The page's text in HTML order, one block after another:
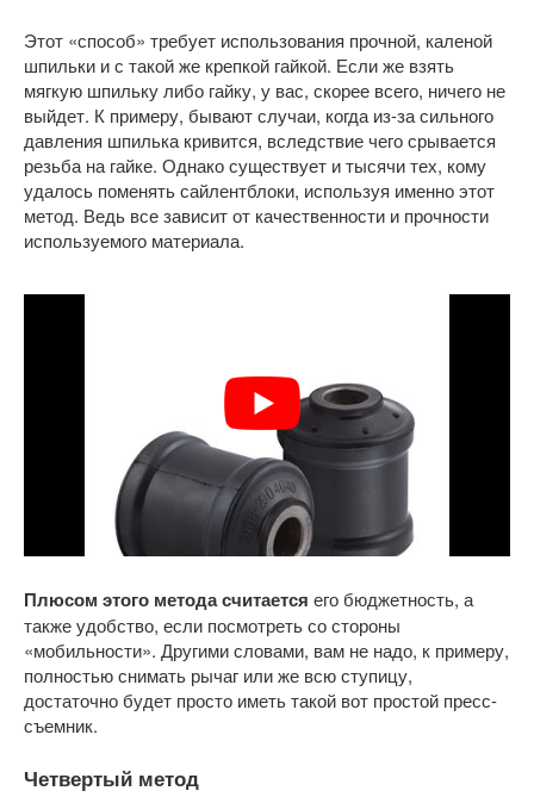
Этот «способ» требует использования прочной, каленой
шпильки и с такой же крепкой гайкой. Если же взять
мягкую шпильку либо гайку, у вас, скорее всего, ничего не
выйдет. К примеру, бывают случаи, когда из-за сильного
давления шпилька кривится, вследствие чего срывается
резьба на гайке. Однако существует и тысячи тех, кому
удалось поменять сайлентблоки, используя именно этот
метод. Ведь все зависит от качественности и прочности
используемого материала.
Плюсом этого метода считается его бюджетность, а
также удобство, если посмотреть со стороны
«мобильности». Другими словами, вам не надо, к примеру,
полностью снимать рычаг или же всю ступицу,
достаточно будет просто иметь такой вот простой пресс-
съемник.
Четвертый метод